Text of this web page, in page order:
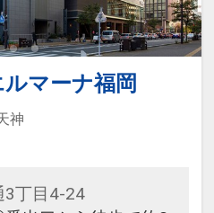
マーナ福岡
神
3丁目4-24